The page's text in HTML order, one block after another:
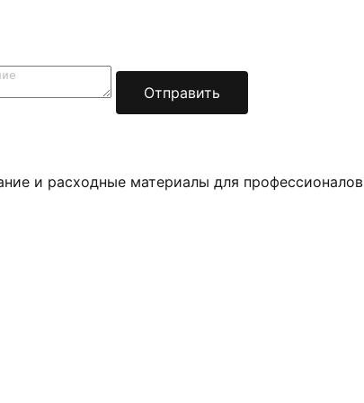
Отправить
и расходные материалы для профессионалов